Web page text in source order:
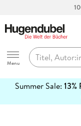
Hugendubel
Menu
Summer Sale: 13%
erfahren